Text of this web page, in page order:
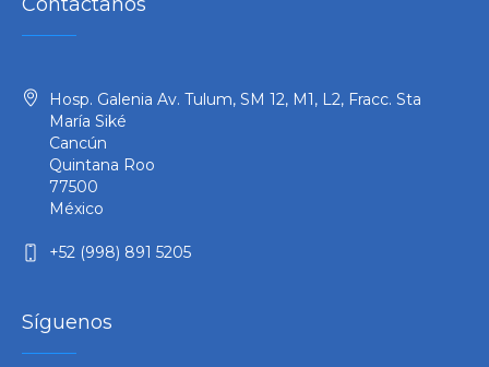
Contáctanos
Hosp. Galenia Av. Tulum, SM 12, M1, L2, Fracc. Sta
María Siké
Cancún
Quintana Roo
77500
México
+52 (998) 891 5205
Síguenos